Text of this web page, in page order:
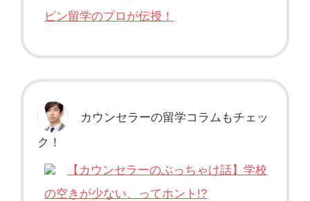
ピン留学のプロが伝授！
カウンセラーの留学コラムもチェッ
ク！
【カウンセラーのぶっちゃけ話】学校
の空きが少ない、ってホント!?